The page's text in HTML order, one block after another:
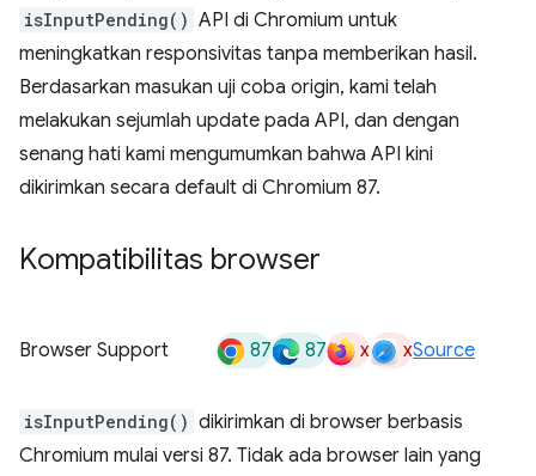
isInputPending() API di Chromium untuk
meningkatkan responsivitas tanpa memberikan hasil.
Berdasarkan masukan uji coba origin, kami telah
melakukan sejumlah update pada API, dan dengan
senang hati kami mengumumkan bahwa API kini
dikirimkan secara default di Chromium 87.
Kompatibilitas browser
Browser Support 87 87 x xSource
isInputPending() dikirimkan di browser berbasis
Chromium mulai versi 87. Tidak ada browser lain yang